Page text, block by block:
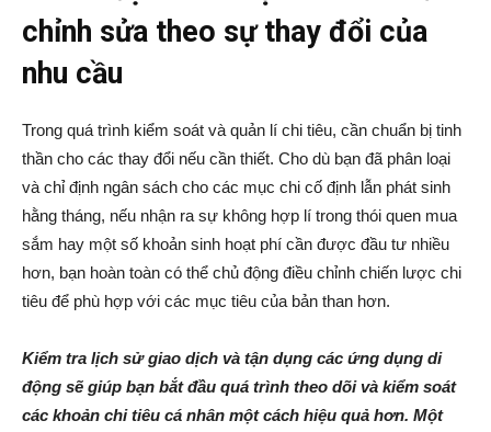
chỉnh sửa theo sự thay đổi của
nhu cầu
Trong quá trình kiểm soát và quản lí chi tiêu, cần chuẩn bị tinh
thần cho các thay đổi nếu cần thiết. Cho dù bạn đã phân loại
và chỉ định ngân sách cho các mục chi cố định lẫn phát sinh
hằng tháng, nếu nhận ra sự không hợp lí trong thói quen mua
sắm hay một số khoản sinh hoạt phí cần được đầu tư nhiều
hơn, bạn hoàn toàn có thể chủ động điều chỉnh chiến lược chi
tiêu để phù hợp với các mục tiêu của bản than hơn.
Kiểm tra lịch sử giao dịch và tận dụng các ứng dụng di
động sẽ giúp bạn bắt đầu quá trình theo dõi và kiểm soát
các khoản chi tiêu cá nhân một cách hiệu quả hơn. Một